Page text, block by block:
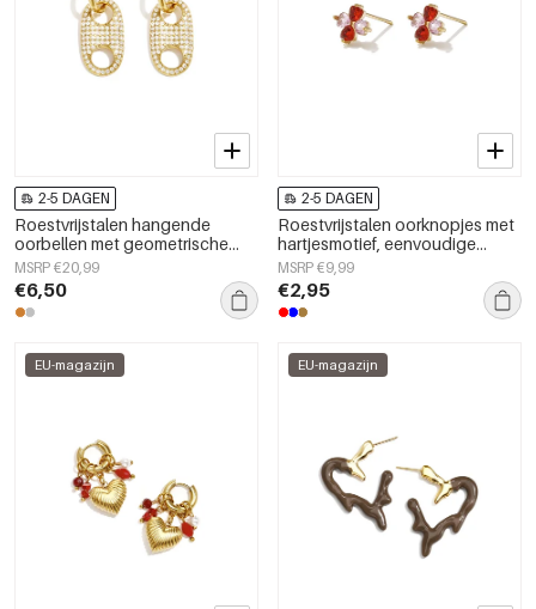
2-5 DAGEN
Roestvrijstalen hangende
oorbellen met geometrische
vorm, eenvoudige, alledaagse
serie, damessieraden
MSRP €20,99
€6,50
2-5 DAGEN
Roestvrijstalen oorknopjes met
hartjesmotief, eenvoudige
dagelijkse sieraden uit de
Simple Series voor dames.
MSRP €9,99
€2,95
EU-magazijn EU-magazijn